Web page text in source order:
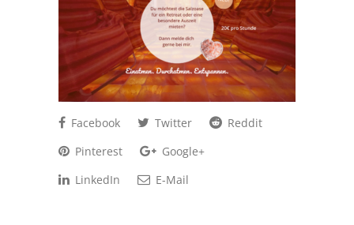
Facebook Twitter
Reddit
Pinterest
Google+
LinkedIn
E-Mail